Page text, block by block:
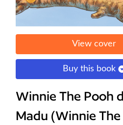
View cover
Buy this book
Winnie The Pooh
Madu (Winnie